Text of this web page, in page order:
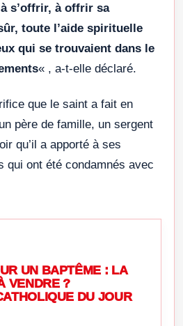
s’offrir, à offrir sa
toute l’aide spirituelle
qui se trouvaient dans le
« , a-t-elle déclaré.
que le saint a fait en
père de famille, un sergent
qu’il a apporté à ses
qui ont été condamnés avec
UN BAPTÊME : LA
VENDRE ?
DU JOUR